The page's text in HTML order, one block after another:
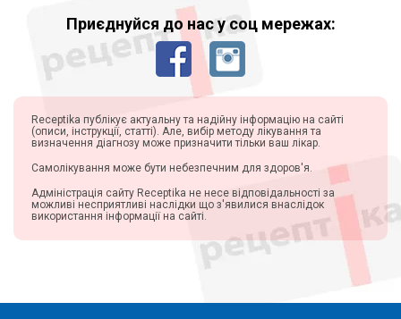
Приєднуйся до нас у соц мережах:
Receptika публікує актуальну та надійну інформацію на сайті
(описи, інструкції, статті). Але, вибір методу лікування та
визначення діагнозу може призначити тільки ваш лікар.
Самолікування може бути небезпечним для здоров'я.
Адміністрація сайту Receptika не несе відповідальності за
можливі несприятливі наслідки що з'явилися внаслідок
використання інформації на сайті.